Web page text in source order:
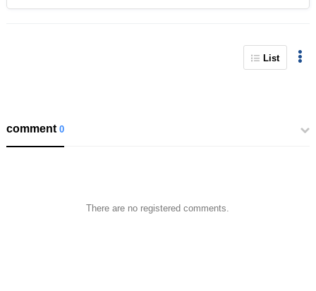
List
comment0
There are no registered comments.